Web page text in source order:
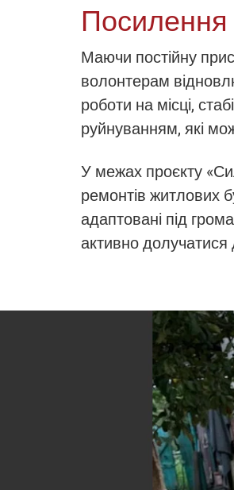
Посилення
Маючи постійну
волонтерам
роботи на місці,
руйнуванням, які
У межах проєкту
ремонтів житлових
адаптовані під
активно долучатися